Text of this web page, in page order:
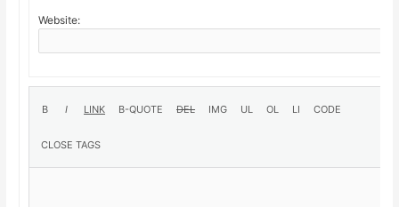
Website: